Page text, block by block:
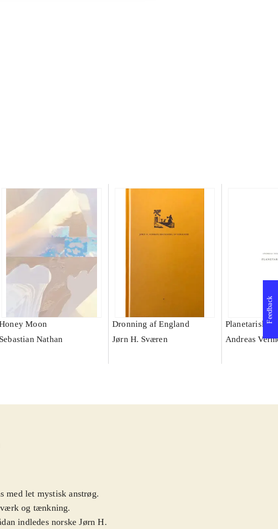
Moon
Sebastian Nathan
Dronning af England
Jørn H. Sværen
Planetariske
Andreas
med let mystisk anstrøg.
og tænkning.
indledes norske Jørn H.
Feedback